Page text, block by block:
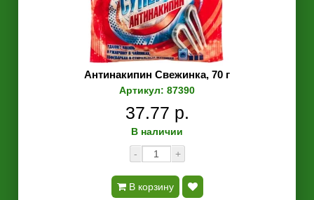
Антинакипин Свежинка, 70 г
Артикул: 87390
37.77 р.
В наличии
-
+
В корзину